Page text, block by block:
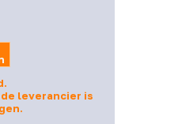
leverancier is